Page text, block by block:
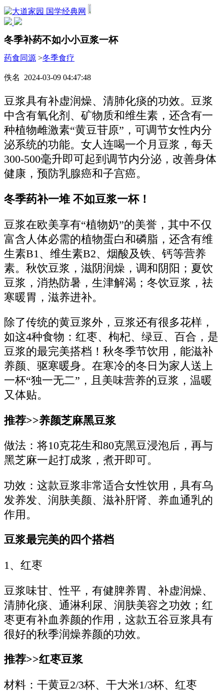
国学经典网
冬季补药不如小小豆浆一杯
药食同源 >冬季食疗
佚名 2024-03-09 04:47:48
豆浆具有补虚润燥、清肺化痰的功效。豆浆
中含有氧化剂、矿物质和维生素，还含有一
种植物雌激素“黄豆苷原”，可调节女性内分
泌系统的功能。女人连喝一个月豆浆，每天
300-500毫升即可起到调节内分泌，改善身体
健康，预防乳腺癌和子宫癌。
冬季药补一堆 不如豆浆一杯！
豆浆在欧美享有“植物奶”的美誉，其中不仅
富含人体必需的植物蛋白和磷脂，还含有维
生素B1、维生素B2、烟酸及铁、钙等营养
素。秋饮豆浆，滋阴润燥，调和阴阳；夏饮
豆浆，消热防暑，生津解渴；冬饮豆浆，祛
寒暖胃，滋养进补。
除了传统的黄豆浆外，豆浆还有很多花样，
如这4种食物：红枣、枸杞、绿豆、百合，是
豆浆的最完美搭档！秋冬季节饮用，能滋补
养颜、驱寒暖身。在寒冷的冬日为家人送上
一杯“独一无二”，且美味营养的豆浆，温暖
又体贴。
推荐>>养颜芝麻黑豆浆
做法：将10克花生和80克黑豆浸泡后，再与
黑芝麻一起打成浆，煮开即可。
功效：这款豆浆非常适合女性饮用，具有乌
发养发、润肤美颜、滋补肝肾、养血通乳的
作用。
豆浆最完美的四个搭档
1、红枣
豆浆味甘、性平，有健脾养胃、补虚润燥、
清肺化痰、通淋利尿、润肤美容之功效；红
枣更有补血养颜的作用，这款五谷豆浆具有
很好的秋季润燥养颜的功效。
推荐>>红枣豆浆
材料：干黄豆2/3杯、干大米1/3杯、红枣